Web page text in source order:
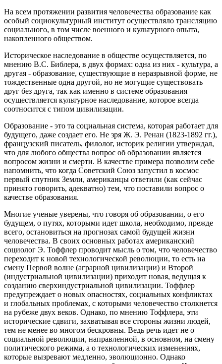
На всем протяжении развития человечества образование как
особый социокультурный институт осуществляло трансляцию
социального, в том числе военного и культурного опыта,
накопленного обществом.
Историческое наследование в обществе осуществляется, по
мнению B.C. Библера, в двух формах: одна из них - культура, а
другая - образование, существующие в неразрывной форме, не
тождественные одна другой, но не могущие существовать
друг без друга, так как именно в системе образования
осуществляется культурное наследование, которое всегда
соотносится с типом цивилизации.
Образование - это та социальная система, которая работает для
будущего, даже создает его. Не зря Ж. Э. Ренан (1823-1892 гг.),
французский писатель, филолог, историк религии утверждал,
что для любого общества вопрос об образовании является
вопросом жизни и смерти. В качестве примера позволим себе
напомнить, что когда Советский Союз запустил в космос
первый спутник Земли, американцы ответили (как сейчас
принято говорить, адекватно) тем, что поставили вопрос о
качестве образования.
Многие ученые уверены, что говоря об образовании, о его
будущем, о путях, которыми идет школа, необходимо, прежде
всего, остановиться на прогнозах самой будущей жизни
человечества. В своих основных работах американский
социолог Э. Тоффлер проводит мысль о том, что человечество
переходит к новой технологической революции, то есть на
смену Первой волне (аграрной цивилизации) и Второй
(индустриальной цивилизации) приходит новая, ведущая к
созданию сверхиндустриальной цивилизации. Тоффлер
предупреждает о новых опасностях, социальных конфликтах
и глобальных проблемах, с которыми человечество столкнется
на рубеже двух веков. Однако, по мнению Тоффлера, эти
исторические сдвиги, захватывая все стороны жизни людей,
тем не менее во многом бескровны. Ведь речь идет не о
социальной революции, направленной, в основном, на смену
политического режима, а о технологических изменениях,
которые вызревают медленно, эволюционно. Однако